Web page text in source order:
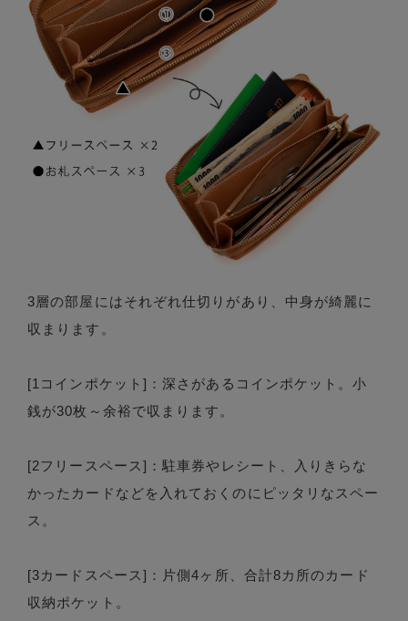
3層の部屋にはそれぞれ仕切りがあり、中身が綺麗に
収まります。
[1コインポケット]：深さがあるコインポケット。小
銭が30枚～余裕で収まります。
[2フリースペース]：駐車券やレシート、入りきらな
かったカードなどを入れておくのにピッタリなスペー
ス。
[3カードスペース]：片側4ヶ所、合計8カ所のカード
収納ポケット。